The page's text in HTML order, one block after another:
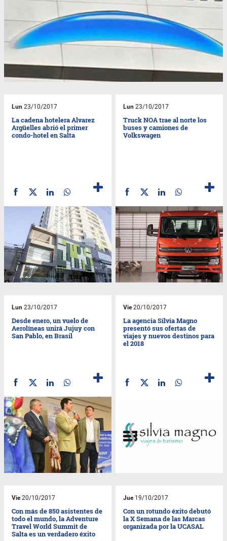
Lun 23/10/2017
La cadena hotelera Alvarez
Argüelles abrió el primer
condo-hotel en Salta
Lun 23/10/2017
Truck NOA trae al norte los
buses y camiones de
Volkswagen
Lun 23/10/2017
Desde enero, un vuelo de
Aerolíneas unirá Jujuy con
San Pablo, en Brasil
Vie20/10/2017
La agencia Silvia Magno
presentó sus ofertas de
viajes y nuevos destinos para
el 2018
Vie20/10/2017
Con más de 850 asistentes de
todo el mundo, la Adventure
Travel World Summit de
Salta es un verdadero éxito
Jue19/10/2017
Con un rotundo éxito debutó
la X Semana de las Marcas
organizada por la UCASAL